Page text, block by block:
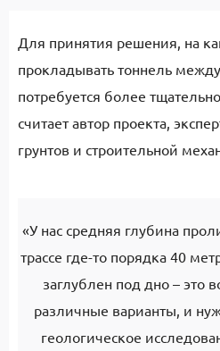
Для принятия решения, на
прокладывать тоннель
потребуется более
считает автор проекта,
грунтов и строительной
«У нас средняя глубина
трассе где-то порядка 40
заглублен под дно – это
различные варианты, и
геологическое